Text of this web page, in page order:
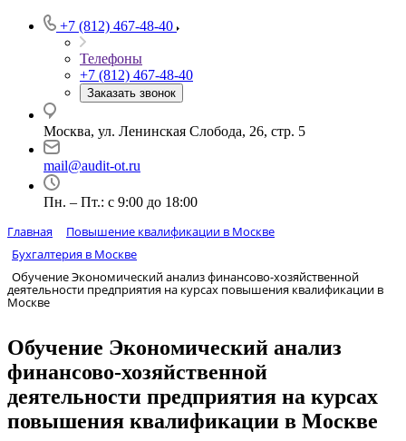
+7 (812) 467-48-40
Телефоны
+7 (812) 467-48-40
Заказать звонок
Москва, ул. Ленинская Слобода, 26, стр. 5
mail@audit-ot.ru
Пн. – Пт.: с 9:00 до 18:00
Главная
Повышение квалификации в Москве
Бухгалтерия в Москве
Обучение Экономический анализ финансово-хозяйственной
деятельности предприятия на курсах повышения квалификации в
Москве
Обучение Экономический анализ
финансово-хозяйственной
деятельности предприятия на курсах
повышения квалификации в Москве